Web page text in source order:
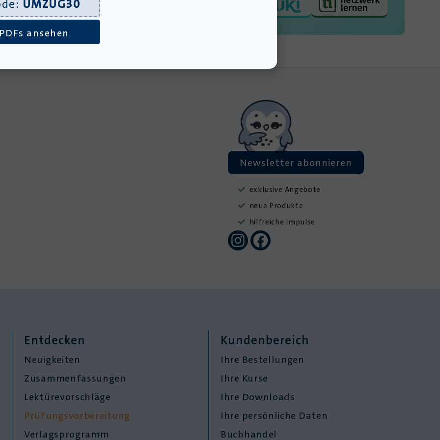
Plattformen:
Newsletter abonnieren
exklusive Angebote
neue Produkte
hilfreiche Impulse
Entdecken
Neuigkeiten
Zusammenfassungen
Lektürevorschläge
Prüfungsvorbereitung
Verlagsprogramm
Kundenbereich
Ihre Bestellungen
Ihre Kurse
Ihre Downloads
Ihre persönliche Daten
Buchhandel
UMZUG30
ansehen